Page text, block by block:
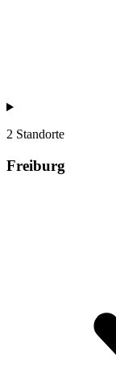
2 Standorte
Freiburg